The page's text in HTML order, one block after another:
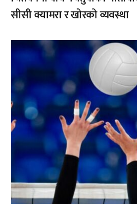
सीसी क्यामरा र खोरको व्यवस्था
,